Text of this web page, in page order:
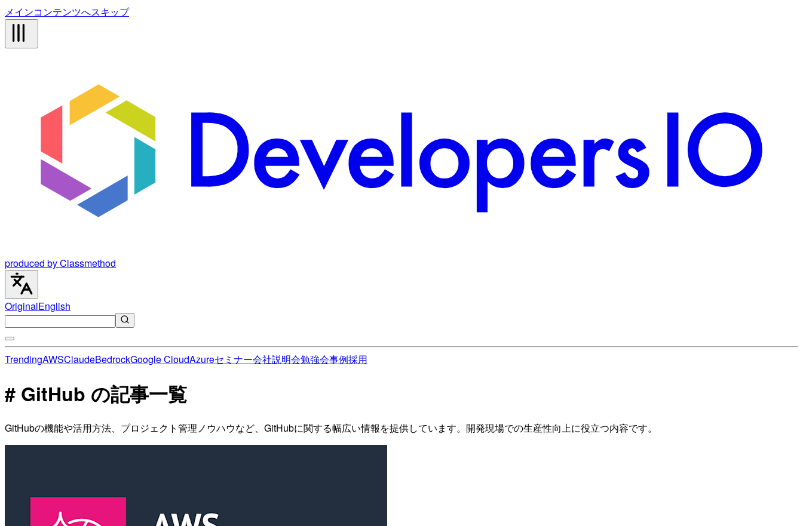
メインコンテンツへスキップ
produced by Classmethod
OriginalEnglish
TrendingAWSClaudeBedrockGoogle CloudAzureセミナー会社説明会勉強会事例採用
# GitHub の記事一覧
GitHubの機能や活用方法、プロジェクト管理ノウハウなど、GitHubに関する幅広い情報を提供しています。開発現場での生産性向上に役立つ内容です。